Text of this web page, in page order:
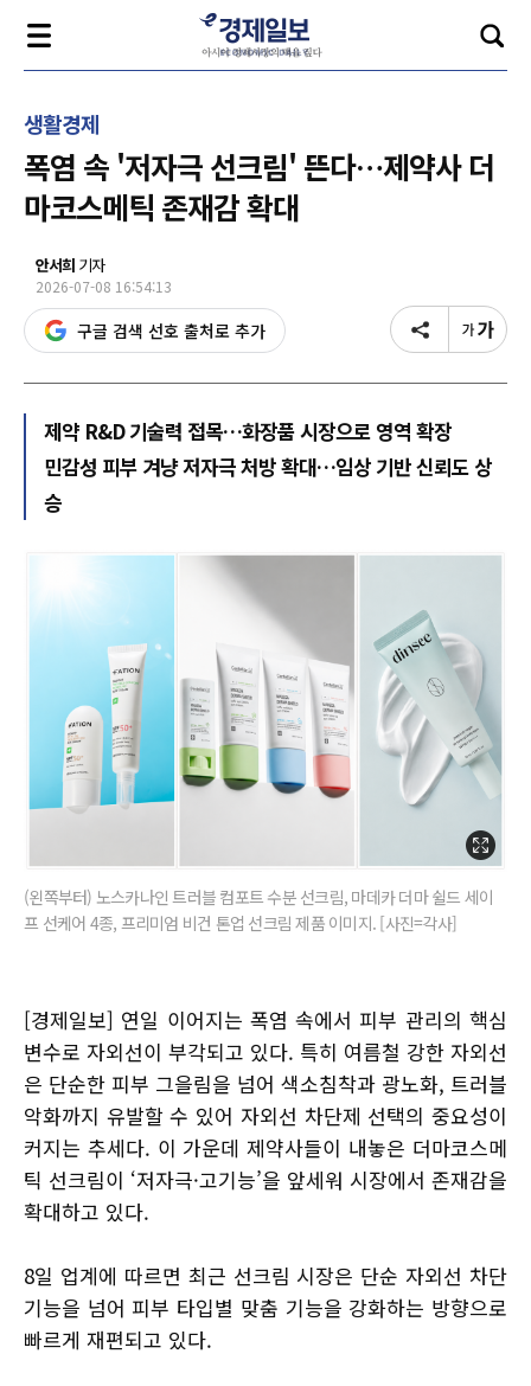
생활경제
폭염 속 '저자극 선크림' 뜬다…제약사 더
마코스메틱 존재감 확대
안서희 기자
2026-07-08 16:54:13
구글 검색 선호 출처로 추가
제약 R&D 기술력 접목…화장품 시장으로 영역 확장
민감성 피부 겨냥 저자극 처방 확대…임상 기반 신뢰도 상
승
(왼쪽부터) 노스카나인 트러블 컴포트 수분 선크림, 마데카 더마 쉴드 세이
프 선케어 4종, 프리미엄 비건 톤업 선크림 제품 이미지. [사진=각사]
[경제일보] 연일 이어지는 폭염 속에서 피부 관리의 핵심
변수로 자외선이 부각되고 있다. 특히 여름철 강한 자외선
은 단순한 피부 그을림을 넘어 색소침착과 광노화, 트러블
악화까지 유발할 수 있어 자외선 차단제 선택의 중요성이
커지는 추세다. 이 가운데 제약사들이 내놓은 더마코스메
틱 선크림이 ‘저자극·고기능’을 앞세워 시장에서 존재감을
확대하고 있다.
8일 업계에 따르면 최근 선크림 시장은 단순 자외선 차단
기능을 넘어 피부 타입별 맞춤 기능을 강화하는 방향으로
빠르게 재편되고 있다.